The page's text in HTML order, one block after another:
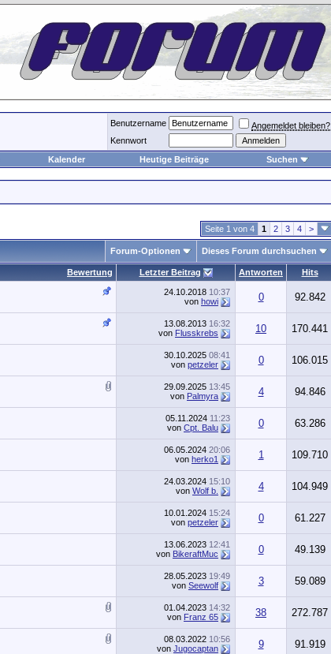
Benutzername
Angemeldet bleiben?
Kennwort
Kalender Heutige Beiträge Suchen
Seite 1 von 4 1 2 3 4 >
Forum-Optionen Dieses Forum durchsuchen
Bewertung Letzter Beitrag Antworten Hits
24.10.2018 10:37
von howi 0 92.842
13.08.2013 16:32
von Flusskrebs 10 170.441
30.10.2025 08:41
von petzeler 0 106.015
29.09.2025 13:45
von Palmyra 4 94.846
05.11.2024 11:23
von Cpt. Balu 0 63.286
06.05.2024 20:06
von herko1 1 109.710
24.03.2024 15:10
von Wolf b. 4 104.949
10.01.2024 15:24
von petzeler 0 61.227
13.06.2023 12:41
von BikeraftMuc 0 49.139
28.05.2023 19:49
von Seewolf 3 59.089
01.04.2023 14:32
von Franz 65 38 272.787
08.03.2022 10:56
von Jugocaptan 9 91.919